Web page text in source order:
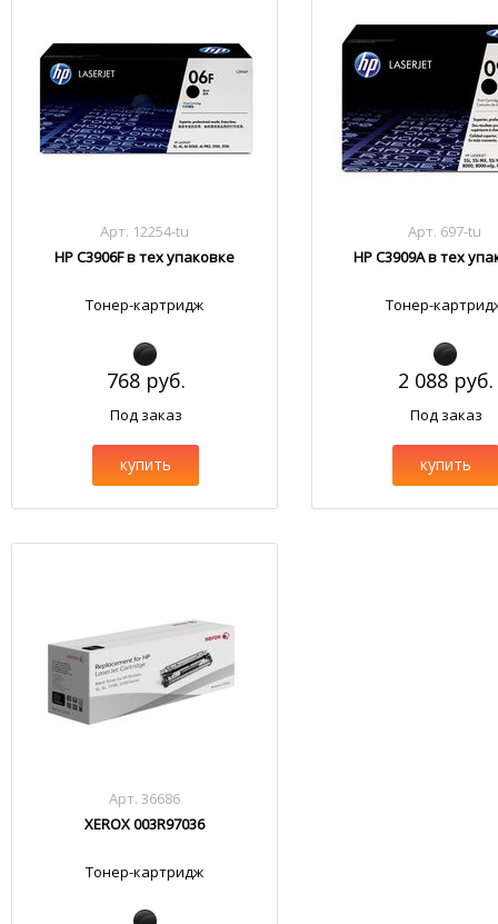
Арт. 12254-tu
HP C3906F в тех упаковке
Тонер-картридж
768 руб.
Под заказ
купить
Арт. 697-tu
HP C3909A в тех
Тонер-
2 088 руб.
Под заказ
купить
Арт. 36686
XEROX 003R97036
Тонер-картридж